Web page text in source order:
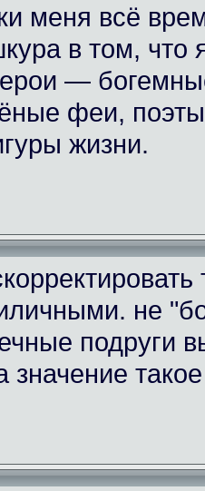
меня всё
в том,
—
феи,
жизни.
не
подруги
значение